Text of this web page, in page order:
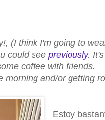
(I think I'm going to
could see previously.
coffee with friends.
and/or getting
Estoy